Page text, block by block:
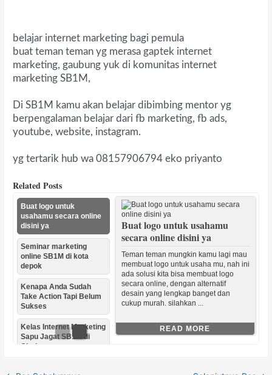
belajar internet marketing bagi pemula
buat teman teman yg merasa gaptek internet
marketing, gaubung yuk di komunitas internet
marketing SB1M,
Di SB1M kamu akan belajar dibimbing mentor yg
berpengalaman belajar dari fb marketing, fb ads,
youtube, website, instagram.
yg tertarik hub wa 08157906794 eko priyanto
Related Posts
Buat logo untuk usahamu
secara online disini ya
Teman teman mungkin kamu lagi mau
membuat logo untuk usaha mu, nah ini
ada solusi kita bisa membuat logo
secara online, dengan alternatif
desain yang lengkap banget dan
cukup murah. silahkan ...
READ MORE
Buat logo untuk
usahamu secara online
disini ya
Seminar marketing
online SB1M di kota
depok
Kenapa Anda Sudah
Take Action Tapi Belum
Sukses
Kelas Internet Marketing
Sapu Jagat SB1M di
Cirebon